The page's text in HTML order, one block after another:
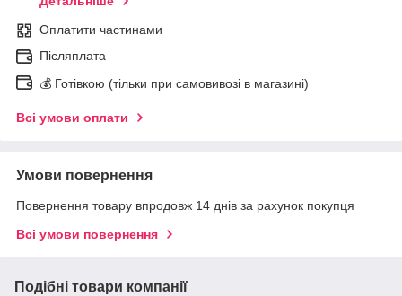
Оплатити частинами
Післяплата
💰 Готівкою (тільки при самовивозі в магазині)
Всі умови оплати
Умови повернення
Повернення товару впродовж 14 днів за рахунок покупця
Всі умови повернення
Подібні товари компанії